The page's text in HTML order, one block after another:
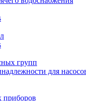
групп
для
приборов